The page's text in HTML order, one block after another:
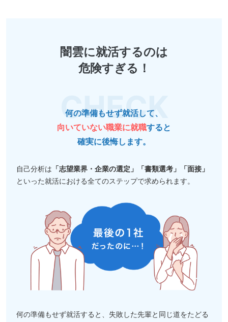
闇雲に就活するのは
危険すぎる！
何の準備もせず就活して、
向いていない職業に就職すると
確実に後悔します。
自己分析は 「志望業界・企業の選定」「書類選考」「面接」
といった就活における全てのステップで求められます。
何の準備もせず就活すると、失敗した先輩と同じ道をたどる